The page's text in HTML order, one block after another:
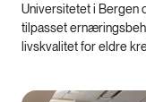
Universitetet i Bergen
tilpasset
livskvalitet for eldre